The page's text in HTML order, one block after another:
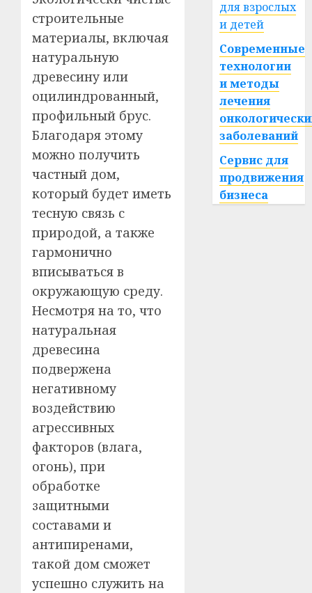
строительные
материалы, включая
натуральную
древесину или
оцилиндрованный,
профильный брус.
Благодаря этому
можно получить
частный дом,
который будет иметь
тесную связь с
природой, а также
гармонично
вписываться в
окружающую среду.
Несмотря на то, что
натуральная
древесина
подвержена
негативному
воздействию
агрессивных
факторов (влага,
огонь), при
обработке
защитными
составами и
антипиренами,
такой дом сможет
успешно служить на
для взрослых
и детей
Современные
технологии
и методы
лечения
заболеваний
Сервис для
продвижения
бизнеса